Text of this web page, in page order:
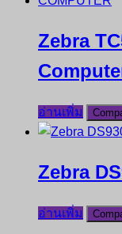
Zebra
อ่านเพิ่ม
Zebra
อ่านเพิ่ม